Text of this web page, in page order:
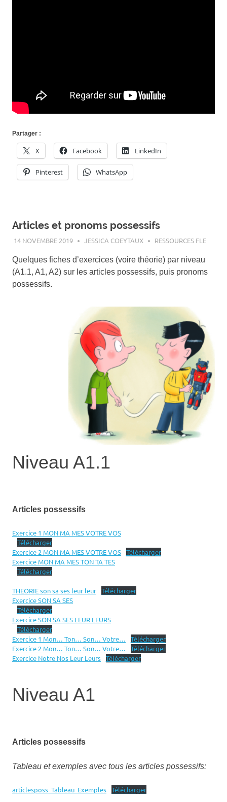
Partager :
X Facebook LinkedIn
Pinterest WhatsApp
Articles et pronoms possessifs
14 NOVEMBRE 2019 JESSICA COEYTAUX RESSOURCES FLE
Quelques fiches d’exercices (voire théorie) par niveau
(A1.1, A1, A2) sur les articles possessifs, puis pronoms
possessifs.
Niveau A1.1
Articles possessifs
Exercice 1 MON MA MES VOTRE VOS
Télécharger
Exercice 2 MON MA MES VOTRE VOS Télécharger
Exercice MON MA MES TON TA TES
Télécharger
THEORIE son sa ses leur leur Télécharger
Exercice SON SA SES
Télécharger
Exercice SON SA SES LEUR LEURS
Télécharger
Exercice 1 Mon… Ton… Son… Votre…
Télécharger
Exercice 2 Mon… Ton… Son… Votre…
Télécharger
Exercice Notre Nos Leur Leurs Télécharger
Niveau A1
Articles possessifs
Tableau et exemples avec tous les articles possessifs:
articlesposs_Tableau_Exemples Télécharger